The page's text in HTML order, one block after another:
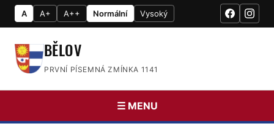
A A+ A++ Normální Vysoký
BĚLOV
PRVNÍ PÍSEMNÁ ZMÍNKA 1141
☰ MENU